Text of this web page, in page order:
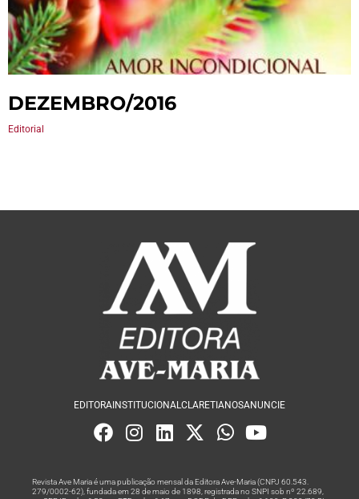
DEZEMBRO/2016
Editorial
EDITORA INSTITUCIONALCLARETIANOSANUNCIE
Revista Ave Maria é uma publicação mensal da Editora Ave-Maria (CNPJ 60.543.
279/0002-62), fundada em 28 de maio de 1898, registrada no SNPI sob nº 22.689,